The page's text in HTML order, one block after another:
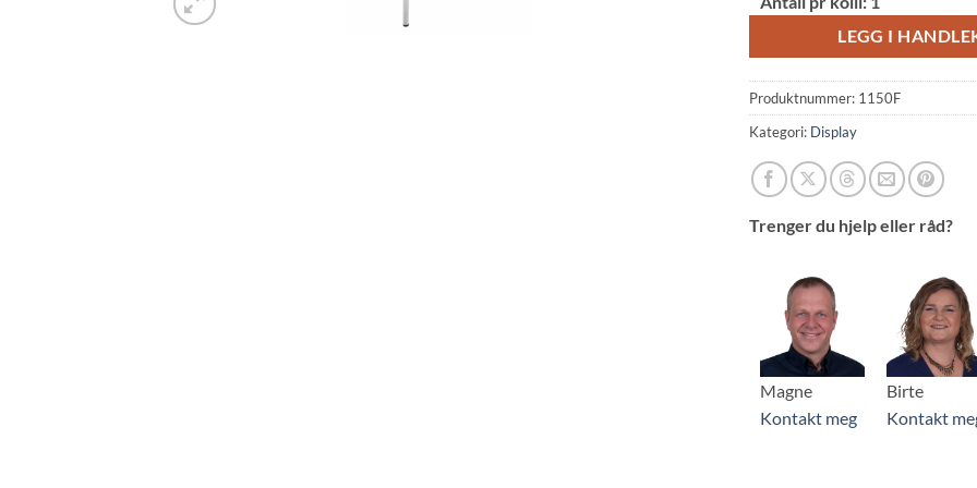
LEGG I
Produktnummer: 1150F
Kategori: Display
Trenger du hjelp eller råd?
Magne
Kontakt meg
Birte
Kontakt